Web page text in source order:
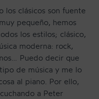
los clásicos son fuente
pequeño, hemos
los estilos; clásico,
moderna: rock,
Puedo decir que
de música y me lo
al piano. Por ello,
a Peter